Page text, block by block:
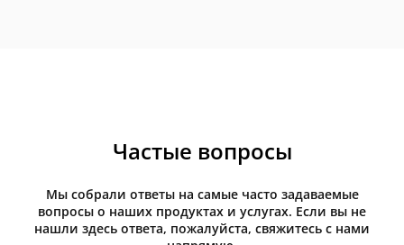
Частые вопросы
Мы собрали ответы на самые часто задаваемые
вопросы о наших продуктах и услугах. Если вы не
нашли здесь ответа, пожалуйста, свяжитесь с нами